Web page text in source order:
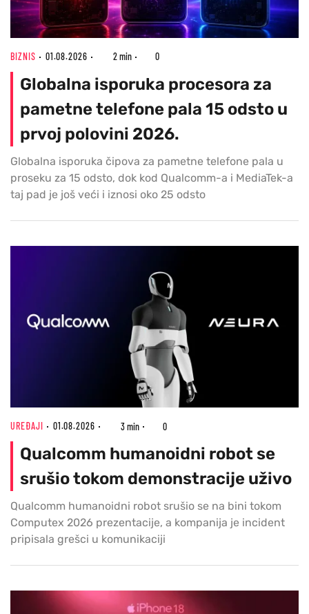
BIZNIS 01.08.2026 2 min 0
Globalna isporuka procesora za
pametne telefone pala 15 odsto u
prvoj polovini 2026.
Globalna isporuka čipova za pametne telefone pala u
proseku za 15 odsto, dok kod Qualcomm-a i MediaTek-a
taj pad je još veći i iznosi oko 25 odsto
UREĐAJI 01.08.2026 3 min 0
Qualcomm humanoidni robot se
srušio tokom demonstracije uživo
Qualcomm humanoidni robot srušio se na bini tokom
Computex 2026 prezentacije, a kompanija je incident
pripisala grešci u komunikaciji